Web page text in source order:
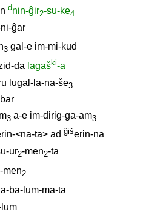
dnin-ĝir2-su-ke4
ĝar
3 gal-e im-mi-kud
da lagaški-a
lugal-la-na-še3
3 a-e im-dirig-ga-am3
<na-ta> ad ĝišerin-na
ur2-men2-ta
-men2
ba-lum-ma-ta